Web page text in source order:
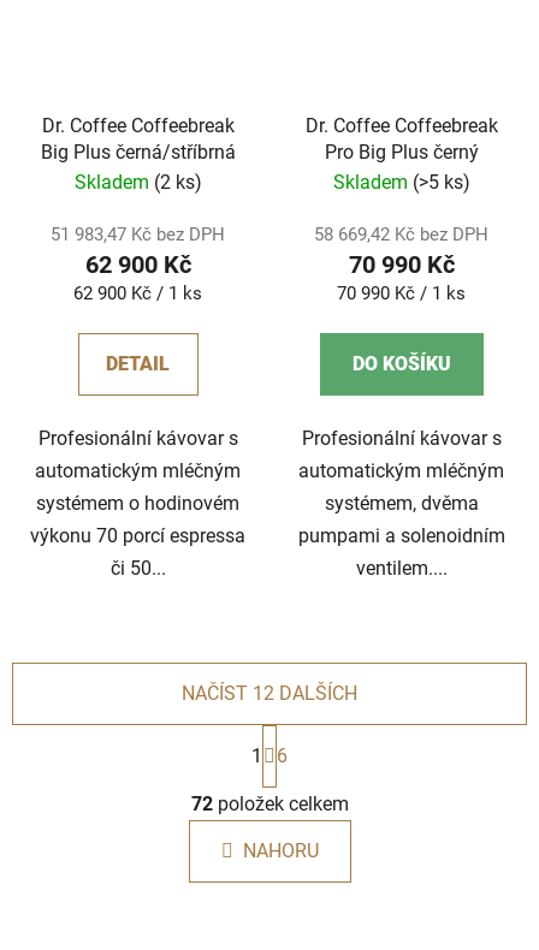
Dr. Coffee Coffeebreak
Big Plus černá/stříbrná
Skladem (2 ks)
51 983,47 Kč bez DPH
62 900 Kč
Měrná
62 900 Kč / 1 ks
DETAIL
Profesionální kávovar s
automatickým mléčným
systémem o hodinovém
výkonu 70 porcí espressa
či 50...
Dr. Coffee Coffeebreak
Pro Big Plus černý
Skladem (>5 ks)
58 669,42 Kč bez DPH
70 990 Kč
Měrná
70 990 Kč / 1 ks
DO KOŠÍKU
Profesionální kávovar s
automatickým mléčným
systémem, dvěma
pumpami a solenoidním
ventilem....
O
v
l
á
d
NAČÍST 12 DALŠÍCH
S
t
r
á
n
k
1 6
72položek celkem
NAHORU